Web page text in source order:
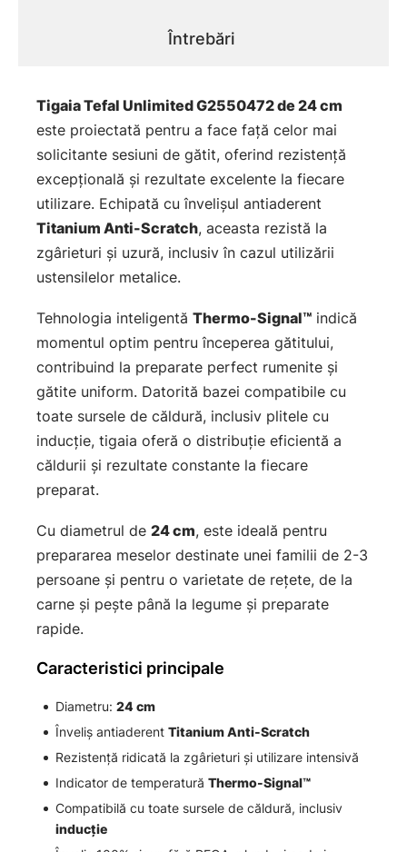
Întrebări
Tigaia Tefal Unlimited G2550472 de 24 cm
este proiectată pentru a face față celor mai
solicitante sesiuni de gătit, oferind rezistență
excepțională și rezultate excelente la fiecare
utilizare. Echipată cu învelișul antiaderent
Titanium Anti-Scratch, aceasta rezistă la
zgârieturi și uzură, inclusiv în cazul utilizării
ustensilelor metalice.
Tehnologia inteligentă Thermo-Signal™ indică
momentul optim pentru începerea gătitului,
contribuind la preparate perfect rumenite și
gătite uniform. Datorită bazei compatibile cu
toate sursele de căldură, inclusiv plitele cu
inducție, tigaia oferă o distribuție eficientă a
căldurii și rezultate constante la fiecare
preparat.
Cu diametrul de 24 cm, este ideală pentru
prepararea meselor destinate unei familii de 2-3
persoane și pentru o varietate de rețete, de la
carne și pește până la legume și preparate
rapide.
Caracteristici principale
Diametru: 24 cm
Înveliș antiaderent Titanium Anti-Scratch
Rezistență ridicată la zgârieturi și utilizare intensivă
Indicator de temperatură Thermo-Signal™
Compatibilă cu toate sursele de căldură, inclusiv
inducție